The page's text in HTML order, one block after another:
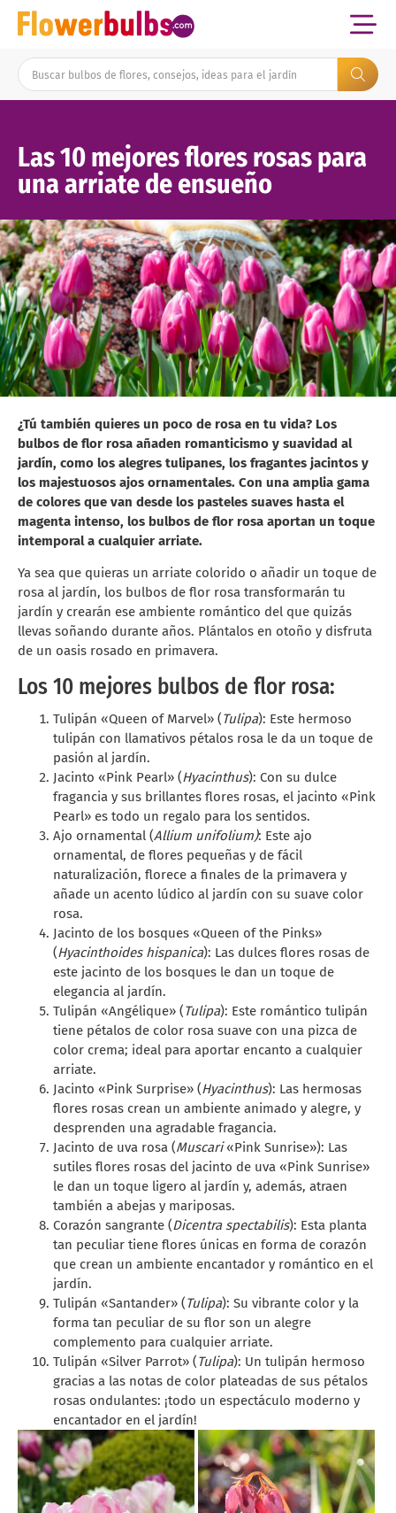
Las 10 mejores flores rosas para
una arriate de ensueño
¿Tú también quieres un poco de rosa en tu vida? Los
bulbos de flor rosa añaden romanticismo y suavidad al
jardín, como los alegres tulipanes, los fragantes jacintos y
los majestuosos ajos ornamentales. Con una amplia gama
de colores que van desde los pasteles suaves hasta el
magenta intenso, los bulbos de flor rosa aportan un toque
intemporal a cualquier arriate.
Ya sea que quieras un arriate colorido o añadir un toque de
rosa al jardín, los bulbos de flor rosa transformarán tu
jardín y crearán ese ambiente romántico del que quizás
llevas soñando durante años. Plántalos en otoño y disfruta
de un oasis rosado en primavera.
Los 10 mejores bulbos de flor rosa:
Tulipán «Queen of Marvel» (Tulipa): Este hermoso
tulipán con llamativos pétalos rosa le da un toque de
pasión al jardín.
Jacinto «Pink Pearl» (Hyacinthus): Con su dulce
fragancia y sus brillantes flores rosas, el jacinto «Pink
Pearl» es todo un regalo para los sentidos.
Ajo ornamental (Allium unifolium): Este ajo
ornamental, de flores pequeñas y de fácil
naturalización, florece a finales de la primavera y
añade un acento lúdico al jardín con su suave color
rosa.
Jacinto de los bosques «Queen of the Pinks»
(Hyacinthoides hispanica): Las dulces flores rosas de
este jacinto de los bosques le dan un toque de
elegancia al jardín.
Tulipán «Angélique» (Tulipa): Este romántico tulipán
tiene pétalos de color rosa suave con una pizca de
color crema; ideal para aportar encanto a cualquier
arriate.
Jacinto «Pink Surprise» (Hyacinthus): Las hermosas
flores rosas crean un ambiente animado y alegre, y
desprenden una agradable fragancia.
Jacinto de uva rosa (Muscari«Pink Sunrise»): Las
sutiles flores rosas del jacinto de uva «Pink Sunrise»
le dan un toque ligero al jardín y, además, atraen
también a abejas y mariposas.
Corazón sangrante (Dicentra spectabilis): Esta planta
tan peculiar tiene flores únicas en forma de corazón
que crean un ambiente encantador y romántico en el
jardín.
Tulipán «Santander» (Tulipa): Su vibrante color y la
forma tan peculiar de su flor son un alegre
complemento para cualquier arriate.
Tulipán «Silver Parrot» (Tulipa): Un tulipán hermoso
gracias a las notas de color plateadas de sus pétalos
rosas ondulantes: ¡todo un espectáculo moderno y
encantador en el jardín!